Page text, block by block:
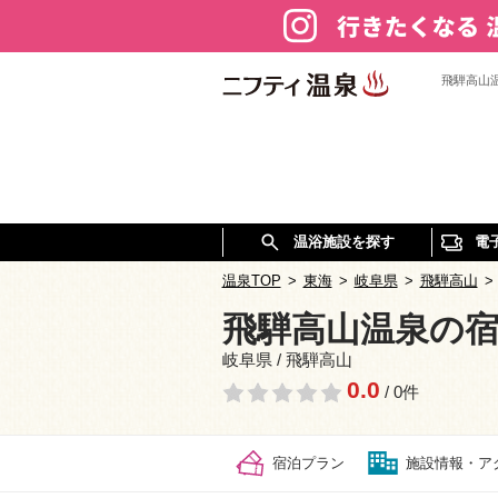
飛騨高山
温浴施設を探す 電
温泉TOP > 東海 > 岐阜県 > 飛騨高山 >
飛騨高山温泉の
岐阜県 / 飛騨高山
0.0 / 0件
宿泊プラン 施設情報・ア